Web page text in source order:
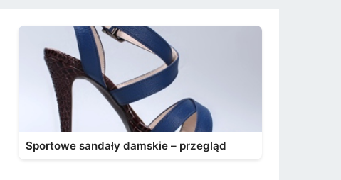
Sportowe sandały damskie – przegląd